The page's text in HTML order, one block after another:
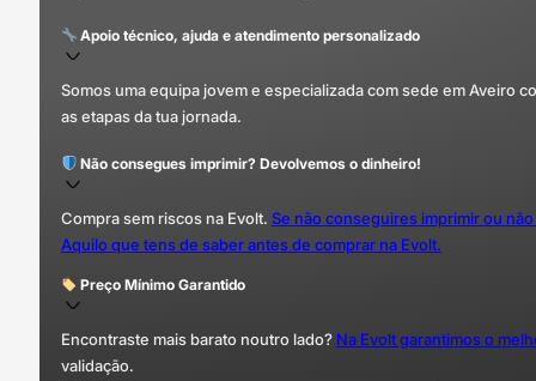
Apoio técnico, ajuda e atendimento personalizado
Somos uma equipa jovem e especializada com sede em Aveiro
as etapas da tua jornada.
Não consegues imprimir? Devolvemos o dinheiro!
Compra sem riscos na Evolt. Se não conseguires imprimir ou
Aquilo que tens de saber antes de comprar na Evolt.
Preço Mínimo Garantido
Encontraste mais barato noutro lado? Na Evolt garantimos o
validação.